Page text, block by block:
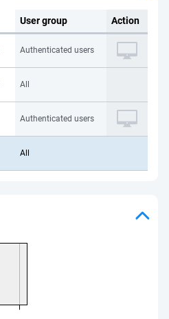
User group Action
Authenticated users
All
Authenticated users
All